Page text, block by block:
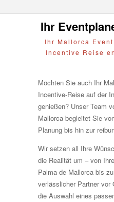
Ihr
Ihr Mallorca
Incentive Reise
Möchten Sie auch Ihr
Incentive-Reise auf der
genießen? Unser Team
Mallorca begleitet Sie
Planung bis hin zur
Wir setzen all Ihre
die Realität um – von
Palma de Mallorca bis
verlässlicher Partner vor
die Auswahl eines